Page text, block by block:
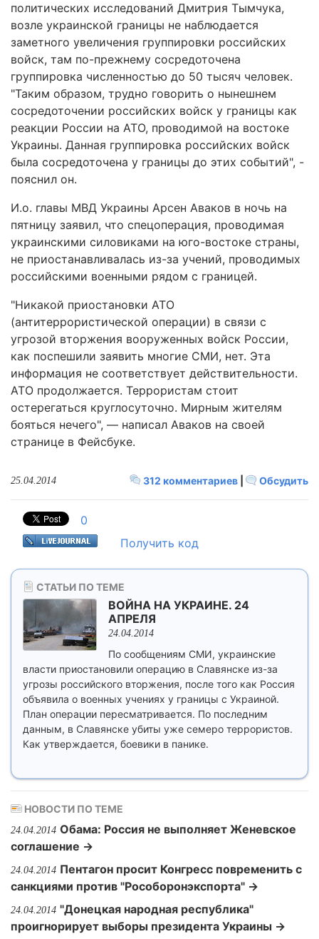
политических исследований Дмитрия Тымчука,
возле украинской границы не наблюдается
заметного увеличения группировки российских
войск, там по-прежнему сосредоточена
группировка численностью до 50 тысяч человек.
"Таким образом, трудно говорить о нынешнем
сосредоточении российских войск у границы как
реакции России на АТО, проводимой на востоке
Украины. Данная группировка российских войск
была сосредоточена у границы до этих событий", -
пояснил он.
И.о. главы МВД Украины Арсен Аваков в ночь на
пятницу заявил, что спецоперация, проводимая
украинскими силовиками на юго-востоке страны,
не приостанавливалась из-за учений, проводимых
российскими военными рядом с границей.
"Никакой приостановки АТО
(антитеррористической операции) в связи с
угрозой вторжения вооруженных войск России,
как поспешили заявить многие СМИ, нет. Эта
информация не соответствует действительности.
АТО продолжается. Террористам стоит
остерегаться круглосуточно. Мирным жителям
бояться нечего", — написал Аваков на своей
странице в Фейсбуке.
312 комментариев Обсудить
25.04.2014
0
Получить код
СТАТЬИ ПО ТЕМЕ
ВОЙНА НА УКРАИНЕ. 24
АПРЕЛЯ
24.04.2014
По сообщениям СМИ, украинские
власти приостановили операцию в Славянске из-за
угрозы российского вторжения, после того как Россия
объявила о военных учениях у границы с Украиной.
План операции пересматривается. По последним
данным, в Славянске убиты уже семеро террористов.
Как утверждается, боевики в панике.
НОВОСТИ ПО ТЕМЕ
24.04.2014 Обама: Россия не выполняет Женевское
соглашение →
24.04.2014 Пентагон просит Конгресс повременить с
санкциями против "Рособоронэкспорта" →
24.04.2014 "Донецкая народная республика"
проигнорирует выборы президента Украины →